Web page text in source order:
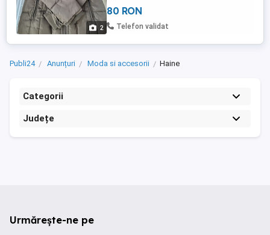
2
80 RON
Telefon validat
Publi24 Anunțuri Moda si accesorii Haine
Categorii
Județe
Urmărește-ne pe